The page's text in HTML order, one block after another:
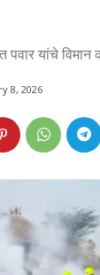
पवार यांचे
8, 2026